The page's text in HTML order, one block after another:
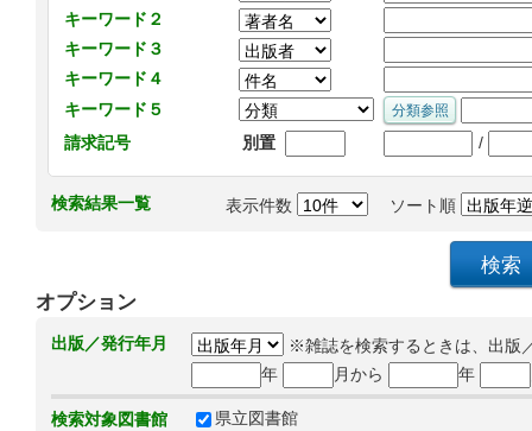
キーワード２
キーワード３
キーワード４
キーワード５
請求記号
別置 /
検索結果一覧 表示件数 ソート順
オプション
出版／発行年月
※雑誌を検索するときは、出版
年
月から 年
検索対象図書館 県立図書館